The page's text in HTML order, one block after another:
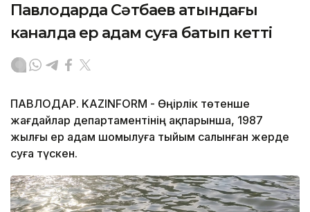
Павлодарда Сәтбаев атындағы
каналда ер адам суға батып кетті
ПАВЛОДАР. KAZINFORM - Өңірлік төтенше
жағдайлар департаментінің ақпарынша, 1987
жылғы ер адам шомылуға тыйым салынған жерде
суға түскен.